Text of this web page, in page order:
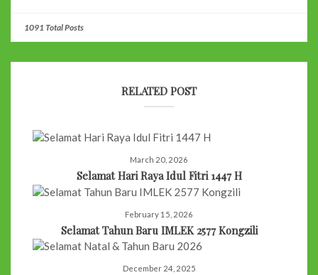
1091 Total Posts
RELATED POST
March 20, 2026
Selamat Hari Raya Idul Fitri 1447 H
February 15, 2026
Selamat Tahun Baru IMLEK 2577 Kongzili
December 24, 2025